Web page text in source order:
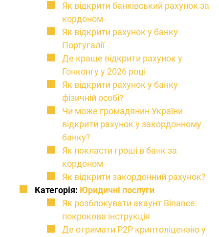
Як відкрити банківський рахунок за
кордоном
Як відкрити рахунок у банку
Португалії
Де краще відкрити рахунок у
Гонконгу у 2026 році
Як відкрити рахунок у банку
фізичній особі?
Чи може громадянин України
відкрити рахунок у закордонному
банку?
Як покласти гроші в банк за
кордоном
Як відкрити закордонний рахунок?
Категорія: Юридичні послуги
Як розблокувати акаунт Binance:
покрокова інструкція
Де отримати P2P криптоліцензію у